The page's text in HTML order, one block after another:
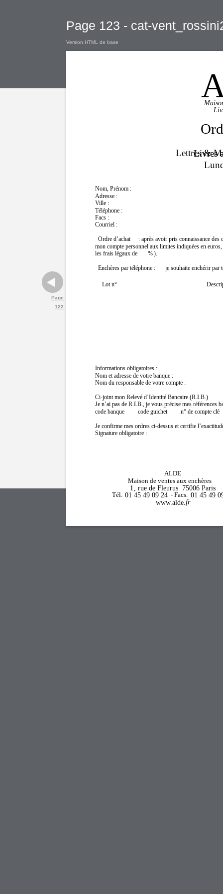
Page 123 - cat-
Version HTML de base
Page
122
Livres
Nom, Prénom :
Adresse :
Ville :
Téléphone :
Facs :
Courriel :
Ordre d’achat
: après avoir pris connaissance des
mon compte personnel aux limites indiquées en
les frais légaux de
%).
Enchères par téléphone : je souhaite enchérir par
Informations obligatoires :
Nom et adresse de votre banque :
Nom du responsable de votre compte :
Ci-joint mon Relevé d’Identité Bancaire (R.I.B.)
Je n’ai pas de R.I.B., je vous précise mes références
code banque
code guichet n° de compte clé
Je confirme mes ordres ci-dessus et certifie
Signature obligatoire :
Lot n°
ALDE
Maison de ventes aux enchères
1, rue de Fleurus 75006 Paris
Tél. 01 45 49 09 24 - Facs. 01 45 49
www.alde. fr
Lettres &